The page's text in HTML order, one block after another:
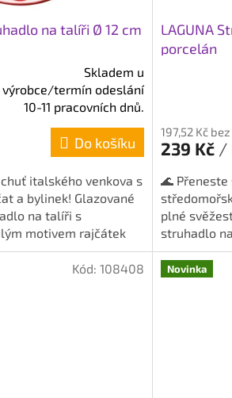
na talíři Ø 12 cm
Skladem u
výrobce/termín odeslání
10-11 pracovních dnů.
Do košíku
italského venkova s
a bylinek! Glazované
na talíři s
motivem rajčátek
LAGUNA
porcelán
produktu
je
z
5
hvězdiček.
197,52 Kč
239 Kč /
🌊
plné
struhadlo
modrém
Kód:108408 Novinka